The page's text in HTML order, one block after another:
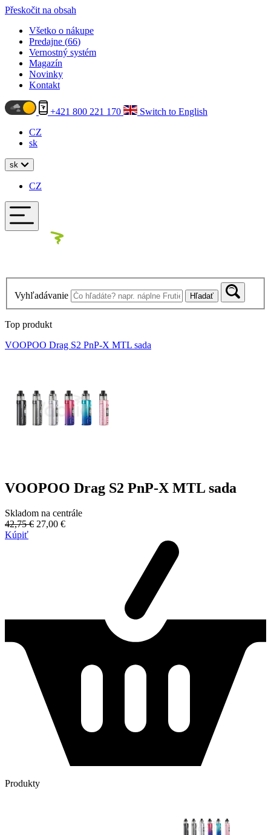
Přeskočit na obsah
Všetko o nákupe
Predajne (66)
Vernostný systém
Magazín
Novinky
Kontakt
+421 800 221 170
Switch to English
CZ
sk
sk
CZ
Vyhľadávanie Hľadať
Top produkt
VOOPOO Drag S2 PnP-X MTL sada
VOOPOO Drag S2 PnP-X MTL sada
Skladom na centrále
42,75 € 27,00 €
Kúpiť
Produkty